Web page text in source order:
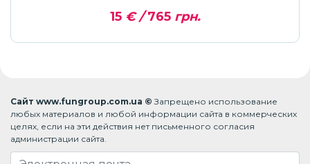
15€ /765грн.
Сайт www.fungroup.com.ua ©Запрещено использование
любых материалов и любой информации сайта в коммерческих
целях, если на эти действия нет письменного согласия
администрации сайта.